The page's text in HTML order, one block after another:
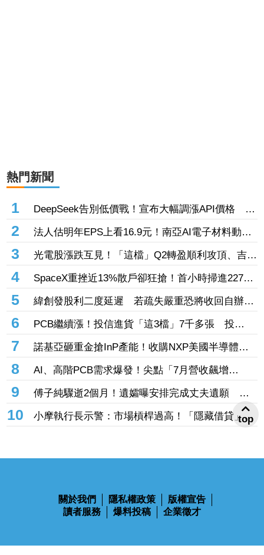
熱門新聞
1
DeepSeek告別低價戰！宣布大幅調漲API價格 AI
商業化邁入新階段
2
法人估明年EPS上看16.9元！南亞AI電子材料動能
強 投信卻撤出2.1億元逾2千張
3
光電股漲跌互見！「這檔」Q2轉盈順利攻頂、吉祥
全連拉2根 「這6檔」昨漲停今卻收黑
4
SpaceX重挫近13%散戶卻狂搶！首小時掃進2270
萬美元 9億股今解禁
5
緯創發股利二度延遲 若疏失嚴重恐將收回自辦股
務資格
6
PCB繼續漲！投信進貨「這3檔」7千多張 投
33.49億元連5天進場臻鼎
7
諾基亞砸重金搶InP產能！收購NXP美國半導體工
廠 瞄準AI資料中心需求
8
AI、高階PCB需求爆發！尖點「7月營收飆增
102%」連5個月寫單月新高 積極擴充產能
9
傅子純驟逝2個月！遺孀曝安排完成丈夫遺願 淚
憶他曾為「這件事」穿戲服衝回家
10
小摩執行長示警：市場槓桿過高！「隱藏借貸」恐
放大市場波動
關於我們 隱私權政策
版權宣告
讀者服務
爆料投稿 企業徵才
top